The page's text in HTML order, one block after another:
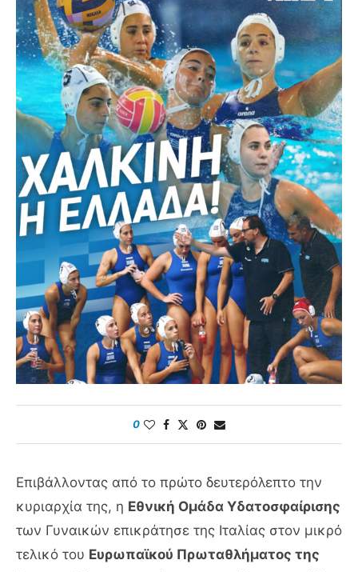
0
Επιβάλλοντας από το πρώτο δευτερόλεπτο την
κυριαρχία της, η Εθνική Ομάδα Υδατοσφαίρισης
των Γυναικών επικράτησε της Ιταλίας στον μικρό
τελικό του Ευρωπαϊκού Πρωταθλήματος της